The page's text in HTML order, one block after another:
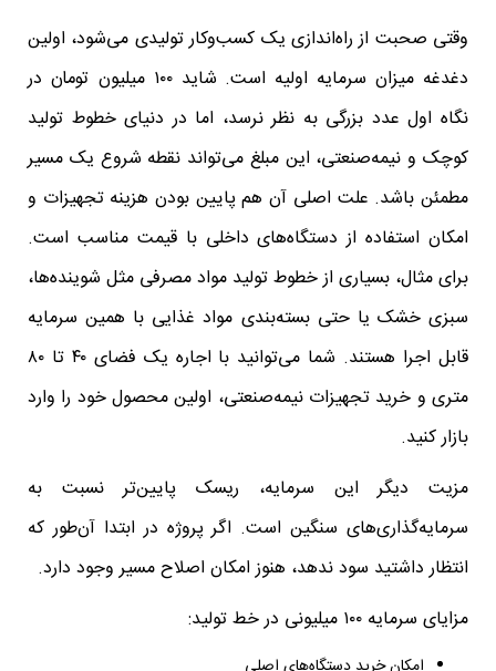
وقتی صحبت از راه‌اندازی یک کسب‌وکار تولیدی می‌شود، اولین
دغدغه میزان سرمایه اولیه است. شاید ۱۰۰ میلیون تومان در
نگاه اول عدد بزرگی به نظر نرسد، اما در دنیای خطوط تولید
کوچک و نیمه‌صنعتی، این مبلغ می‌تواند نقطه شروع یک مسیر
مطمئن باشد. علت اصلی آن هم پایین بودن هزینه تجهیزات و
امکان استفاده از دستگاه‌های داخلی با قیمت مناسب است.
برای مثال، بسیاری از خطوط تولید مواد مصرفی مثل شوینده‌ها،
سبزی خشک یا حتی بسته‌بندی مواد غذایی با همین سرمایه
قابل اجرا هستند. شما می‌توانید با اجاره یک فضای ۴۰ تا ۸۰
متری و خرید تجهیزات نیمه‌صنعتی، اولین محصول خود را وارد
بازار کنید.
مزیت دیگر این سرمایه، ریسک پایین‌تر نسبت به
سرمایه‌گذاری‌های سنگین است. اگر پروژه در ابتدا آن‌طور که
انتظار داشتید سود ندهد، هنوز امکان اصلاح مسیر وجود دارد.
مزایای سرمایه ۱۰۰ میلیونی در خط تولید: